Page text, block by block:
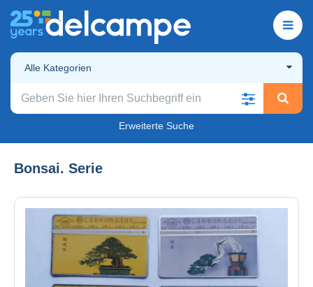
Alle Kategorien
Erweiterte Suche
Bonsai. Serie